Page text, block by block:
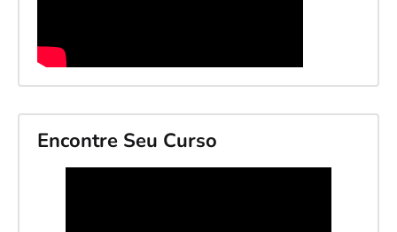
Encontre Seu Curso